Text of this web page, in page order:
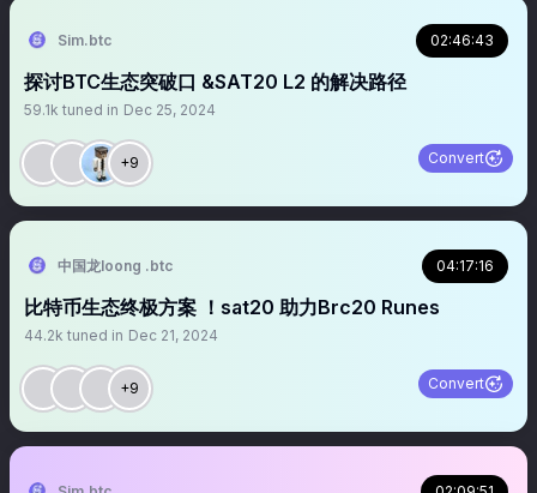
Sim.btc 02:46:43
探讨BTC生态突破口 &SAT20 L2 的解决路径
59.1k tuned in Dec 25, 2024
+9 Convert
中国龙loong .btc 04:17:16
比特币生态终极方案 ！sat20 助力Brc20 Runes
44.2k tuned in Dec 21, 2024
+9 Convert